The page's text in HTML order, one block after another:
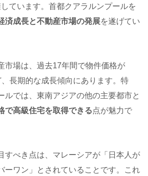
ています。首都クアラルンプールを
済成長と不動産市場の発展を遂げてい
市場は、過去17年間で物件価格が
長期的な成長傾向にあります。特
ルでは、東南アジアの他の主要都市と
で高級住宅を取得できる点が魅力で
すべき点は、マレーシアが「日本人が
ーワン」とされていることです。これ